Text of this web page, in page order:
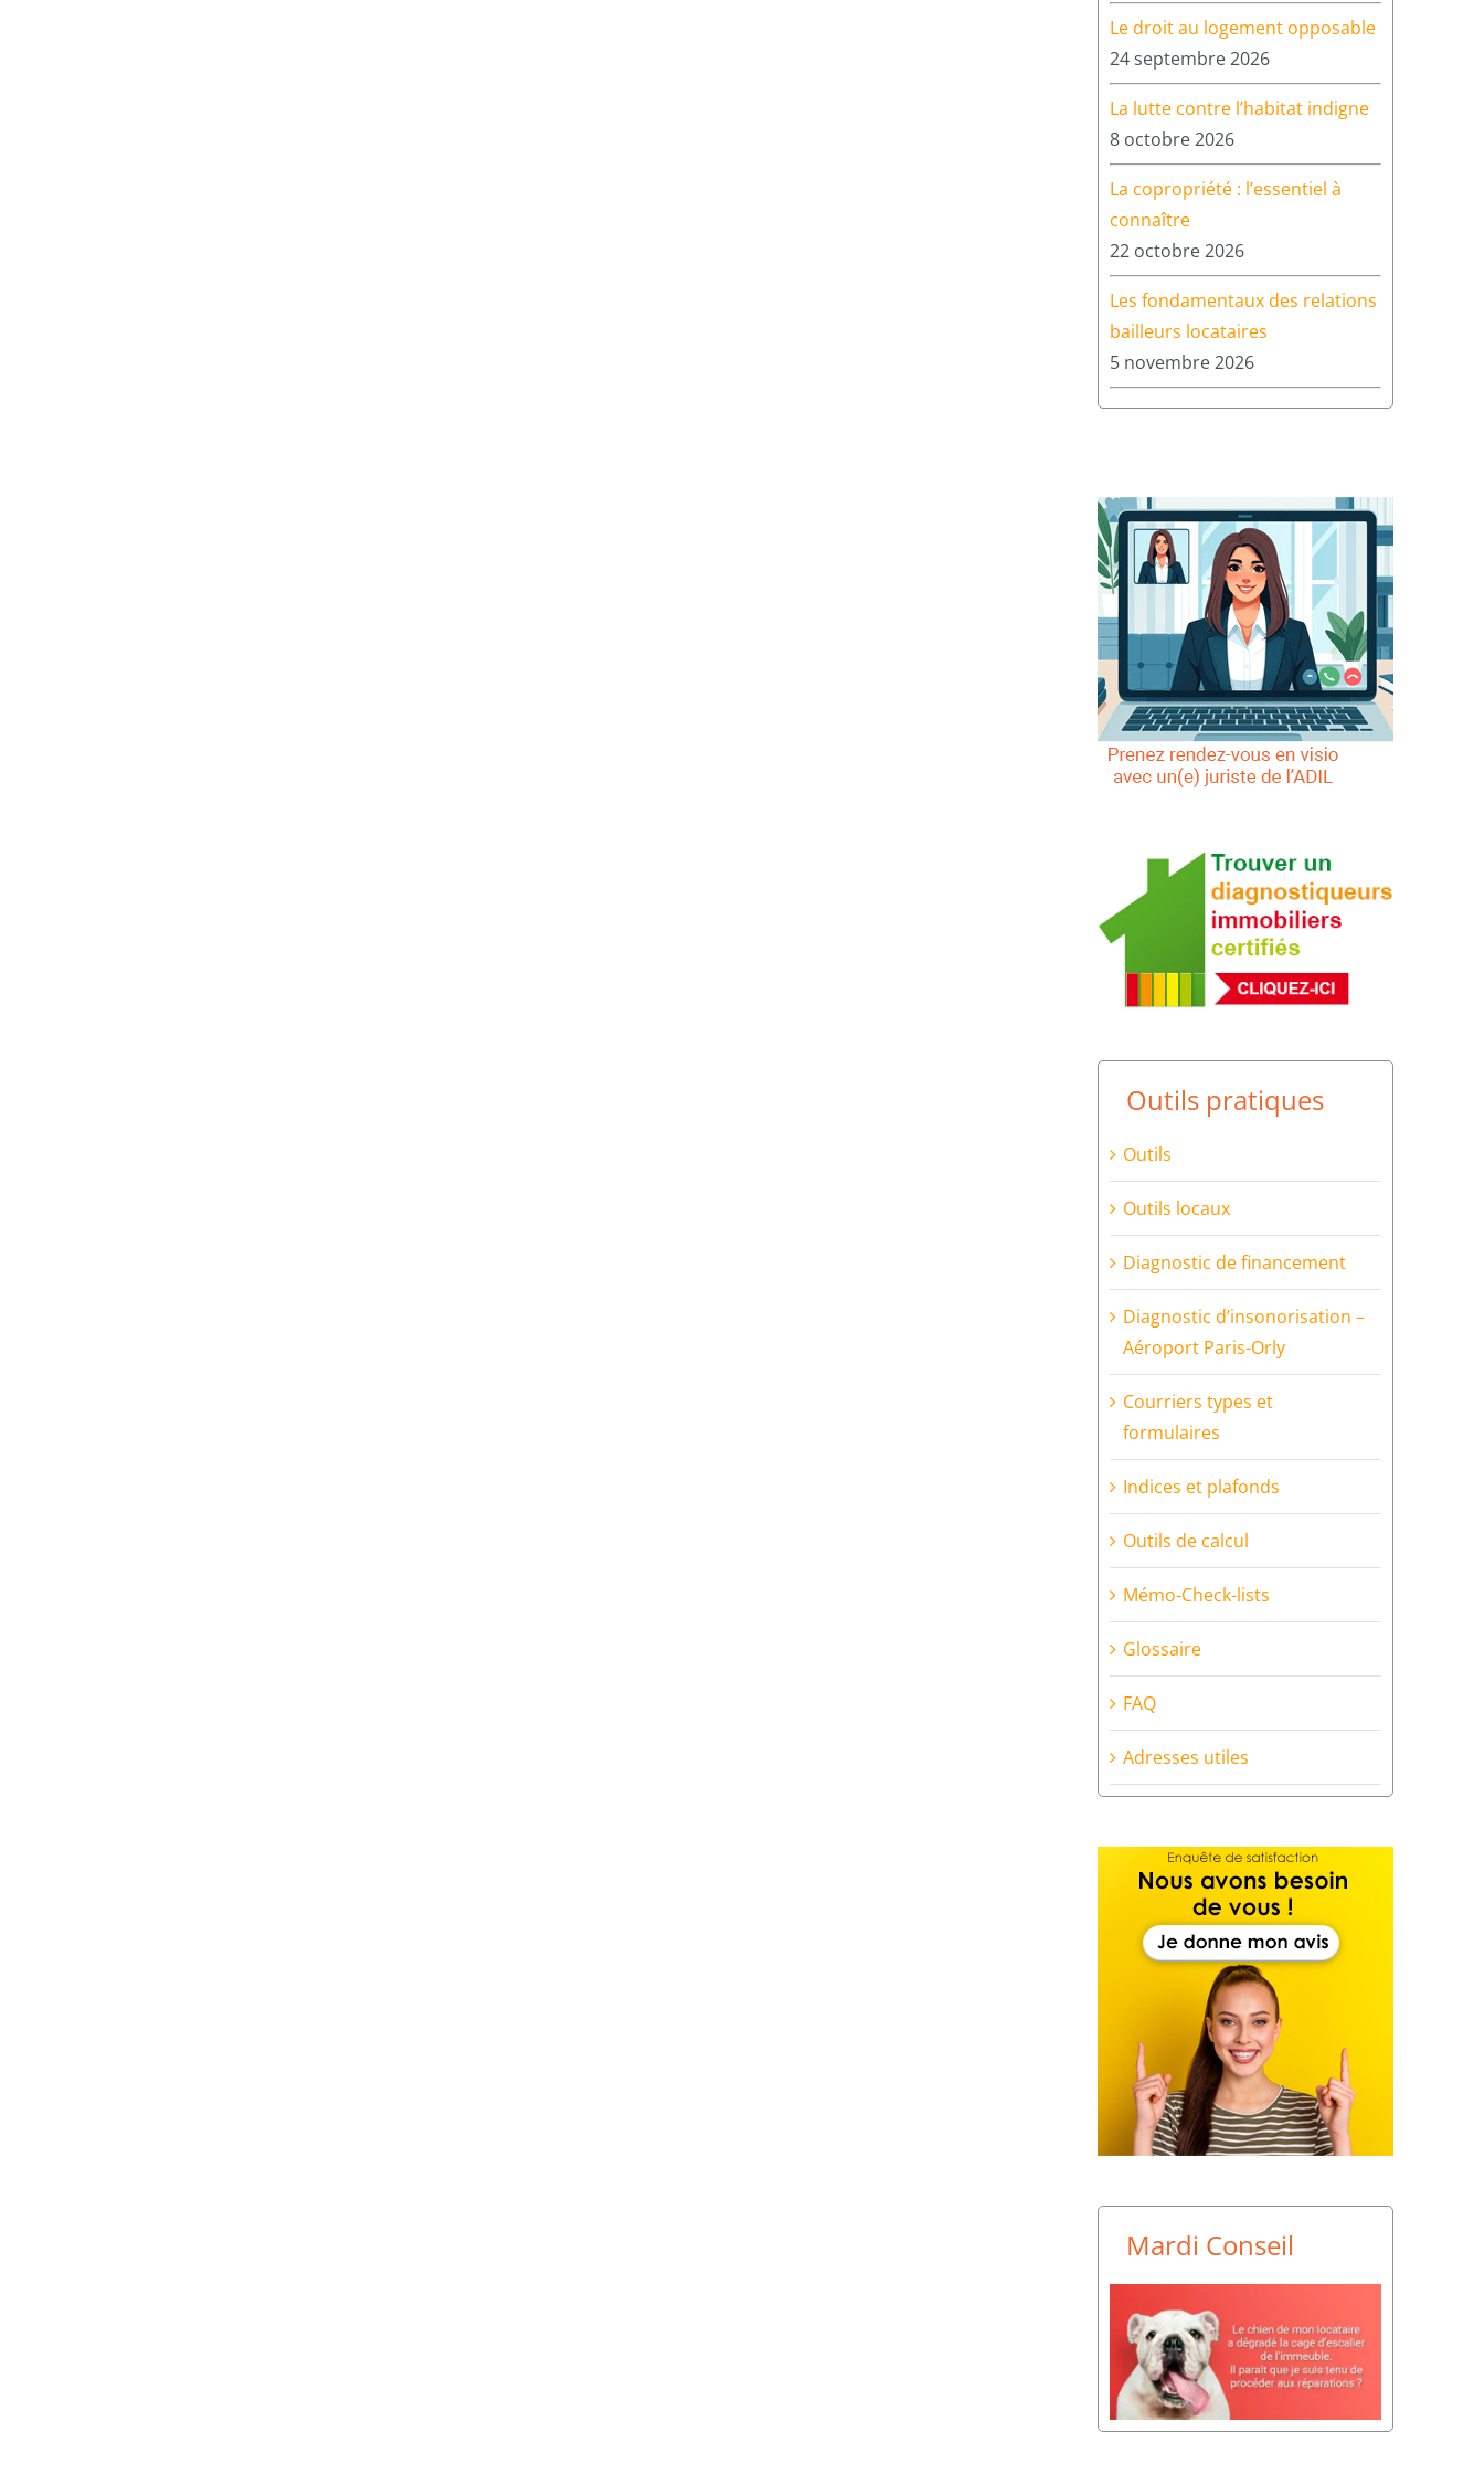
Le droit au logement opposable
24 septembre 2026
La lutte contre l’habitat indigne
8 octobre 2026
La copropriété : l’essentiel à
connaître
22 octobre 2026
Les fondamentaux des relations
bailleurs locataires
5 novembre 2026
Outils pratiques
Outils
Outils locaux
Diagnostic de financement
Diagnostic d’insonorisation –
Aéroport Paris-Orly
Courriers types et
formulaires
Indices et plafonds
Outils de calcul
Mémo-Check-lists
Glossaire
FAQ
Adresses utiles
Mardi Conseil